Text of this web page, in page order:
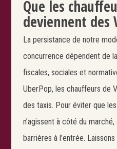
Que les
deviennent des
La persistance de notre
concurrence dépendent de
fiscales, sociales et
UberPop, les chauffeurs de
des taxis. Pour éviter que
n’agissent à côté du
barrières à l’entrée.